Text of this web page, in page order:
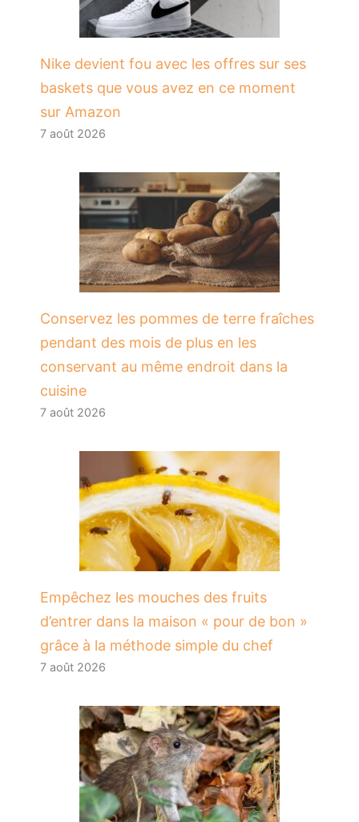
Nike devient fou avec les offres sur ses
baskets que vous avez en ce moment
sur Amazon
7 août 2026
Conservez les pommes de terre fraîches
pendant des mois de plus en les
conservant au même endroit dans la
cuisine
7 août 2026
​Empêchez les mouches des fruits
d’entrer dans la maison « pour de bon »
grâce à la méthode simple du chef
7 août 2026